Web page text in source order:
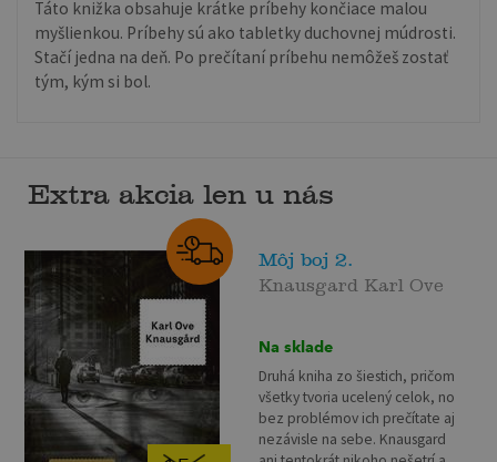
Táto knižka obsahuje krátke príbehy končiace malou
myšlienkou. Príbehy sú ako tabletky duchovnej múdrosti.
Stačí jedna na deň. Po prečítaní príbehu nemôžeš zostať
tým, kým si bol.
Extra akcia len u nás
Môj boj 2.
Knausgard Karl Ove
Na sklade
Druhá kniha zo šiestich, pričom
všetky tvoria ucelený celok, no
bez problémov ich prečítate aj
nezávisle na sebe. Knausgard